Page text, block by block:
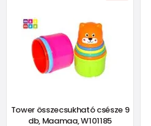
Tower összecsukható csésze 9
db, Maamaa, W101185